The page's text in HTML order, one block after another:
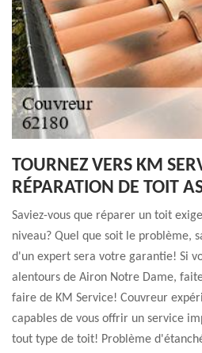
TOURNEZ VERS KM
RÉPARATION DE TOIT
Saviez-vous que réparer un toit
niveau? Quel que soit le problème,
d'un expert sera votre garantie! Si
alentours de Airon Notre Dame,
faire de KM Service! Couvreur
capables de vous offrir un service
tout type de toit! Problème